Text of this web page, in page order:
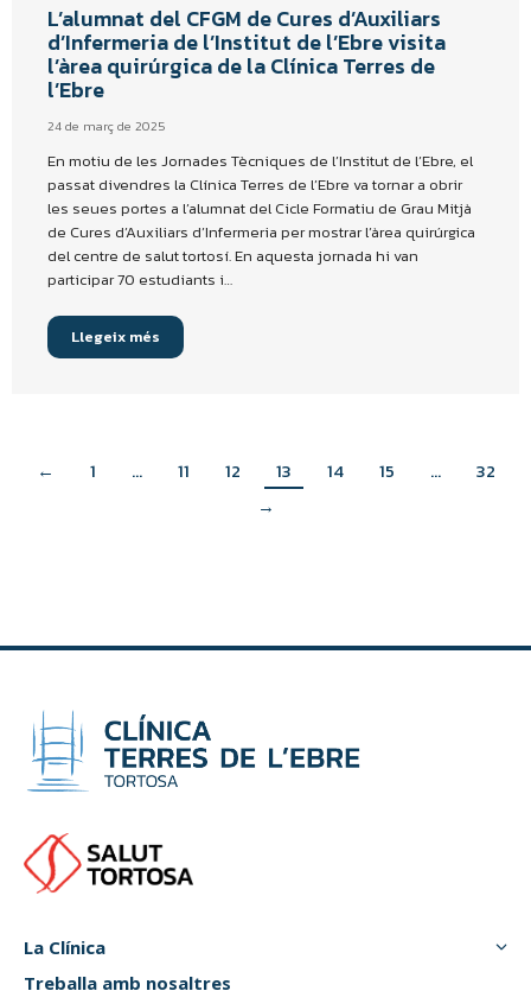
L’alumnat del CFGM de Cures d’Auxiliars
d’Infermeria de l’Institut de l’Ebre visita
l’àrea quirúrgica de la Clínica Terres de
l’Ebre
24 de març de 2025
En motiu de les Jornades Tècniques de l’Institut de l’Ebre, el
passat divendres la Clínica Terres de l’Ebre va tornar a obrir
les seues portes a l’alumnat del Cicle Formatiu de Grau Mitjà
de Cures d’Auxiliars d’Infermeria per mostrar l’àrea quirúrgica
del centre de salut tortosí. En aquesta jornada hi van
participar 70 estudiants i…
Llegeix més
← 1 … 11 12 13 14 15 …
32
→
La Clínica
Treballa amb nosaltres